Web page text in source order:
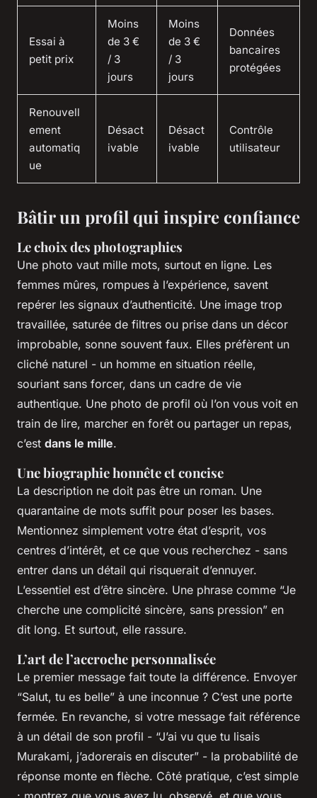
Essai à
petit prix
Moins
de 3 €
/ 3
jours
Moins
de 3 €
/ 3
jours
Données
bancaires
protégées
Renouvell
ement
automatiq
ue
Désact
ivable
Désact
ivable
Contrôle
utilisateur
Bâtir un profil qui inspire confiance
Le choix des photographies
Une photo vaut mille mots, surtout en ligne. Les
femmes mûres, rompues à l’expérience, savent
repérer les signaux d’authenticité. Une image trop
travaillée, saturée de filtres ou prise dans un décor
improbable, sonne souvent faux. Elles préfèrent un
cliché naturel - un homme en situation réelle,
souriant sans forcer, dans un cadre de vie
authentique. Une photo de profil où l’on vous voit en
train de lire, marcher en forêt ou partager un repas,
c’est dans le mille.
Une biographie honnête et concise
La description ne doit pas être un roman. Une
quarantaine de mots suffit pour poser les bases.
Mentionnez simplement votre état d’esprit, vos
centres d’intérêt, et ce que vous recherchez - sans
entrer dans un détail qui risquerait d’ennuyer.
L’essentiel est d’être sincère. Une phrase comme “Je
cherche une complicité sincère, sans pression” en
dit long. Et surtout, elle rassure.
L’art de l’accroche personnalisée
Le premier message fait toute la différence. Envoyer
“Salut, tu es belle” à une inconnue ? C’est une porte
fermée. En revanche, si votre message fait référence
à un détail de son profil - “J’ai vu que tu lisais
Murakami, j’adorerais en discuter” - la probabilité de
réponse monte en flèche. Côté pratique, c’est simple